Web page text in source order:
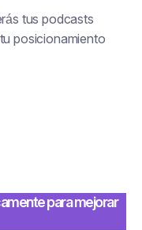
tus podcasts
posicionamiento
para mejorar